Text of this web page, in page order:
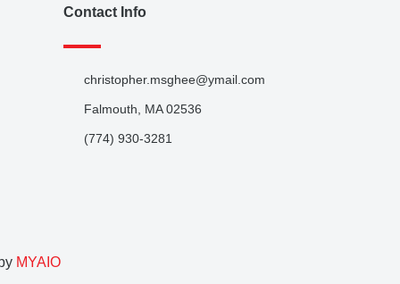
Contact Info
christopher.msghee@ymail.com
Falmouth, MA 02536
(774) 930-3281
MYAIO